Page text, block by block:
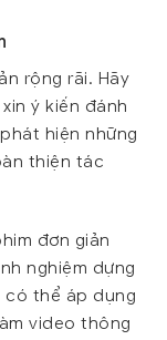
rộng rãi. Hãy
ý kiến đánh
hiện những
thiện tác
đơn giản
nghiệm dựng
có thể áp dụng
video thông